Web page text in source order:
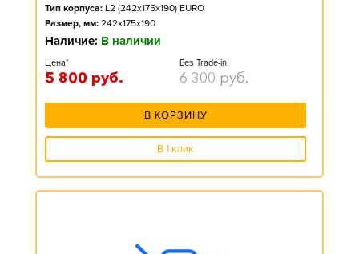
Тип корпуса: L2 (242x175x190) EURO
Размер, мм: 242x175x190
Наличие: В наличии
Цена*
5 800 руб.
Без Trade-in
6 300 руб.
В КОРЗИНУ
В 1 клик